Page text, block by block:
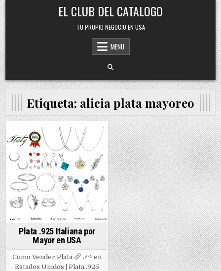
Skip
to
content
EL CLUB DEL CATALOGO
TU PROPIO NEGOCIO EN USA
MENU
Etiqueta: alicia plata mayoreo
Posted
Plata .925 Italiana por
Mayor en USA
Como Vender Plata
.⁹²⁵ en
Estados Unidos | Plata .925